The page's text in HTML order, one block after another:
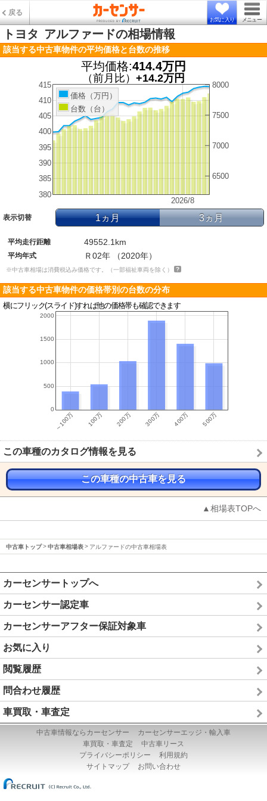
戻る
お気に入り メニュー
トヨタ アルファードの相場情報
該当する中古車物件の平均価格と台数の推移
平均価格:414.4万円
（前月比） +14.2万円
2026/8
380
385
390
395
400
405
410
415
6500
7000
7500
8000
価格（万円）
台数（台）
表示切替 1ヵ月 3ヵ月
平均走行距離 49552.1km
平均年式 Ｒ02年 （2020年）
※中古車相場は消費税込み価格です。（一部福祉車両を除く）
該当する中古車物件の価格帯別の台数の分布
横にフリック(スライド)すれば他の価格帯も確認できます
この車種のカタログ情報を見る
この車種の中古車を見る
▲相場表TOPへ
中古車トップ 中古車相場表 アルファードの中古車相場表
カーセンサートップへ
カーセンサー認定車
カーセンサーアフター保証対象車
お気に入り
閲覧履歴
問合わせ履歴
車買取・車査定
中古車情報ならカーセンサー
カーセンサーエッジ・輸入車
車買取・車査定
中古車リース
プライバシーポリシー
利用規約
サイトマップ
お問い合わせ